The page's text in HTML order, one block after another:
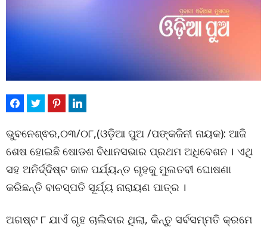
ଭୁବନେଶ୍ଵର,୦୩/୦୮,(ଓଡ଼ିଆ ପୁଅ /ପଙ୍କଜିନୀ ନାୟକ): ଆଜି
ଶେଷ ହୋଇଛି ଷୋଡଶ ବିଧାନସଭାର ପ୍ରଥମ ଅଧିବେଶନ । ଏଥି
ସହ ଅନିର୍ଦ୍ଦିଷ୍ଟ କାଳ ପର୍ଯ୍ୟନ୍ତ ଗୃହକୁ ମୁଲତବୀ ଘୋଷଣା
କରିଛନ୍ତି ବାଚସ୍ପତି ସୂର୍ଯ୍ୟ ନାରାୟଣ ପାତ୍ର ।
ଅଗଷ୍ଟ ୮ ଯାଏଁ ଗୃହ ଚାଲିବାର ଥିଲା, କିନ୍ତୁ ସର୍ବସମ୍ମତି କ୍ରମେ